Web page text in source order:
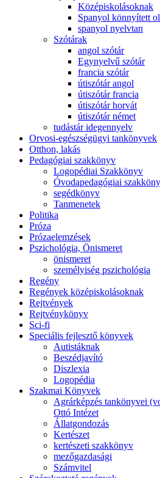
Középiskolásoknak
Spanyol könnyített
spanyol nyelvtan
Szótárak
angol szótár
Egynyelvű szótár
francia szótár
útiszótár angol
útiszótár francia
útiszótár horvát
útiszótár német
tudástár idegennyelv
Orvosi-egészségügyi tankönyvek
Otthon, lakás
Pedagógiai szakkönyv
Logopédiai Szakkönyv
Óvodapedagógiai
segédkönyv
Tanmenetek
Politika
Próza
Prózaelemzések
Pszichológia, Önismeret
önismeret
személyiség pszichológia
Regény
Regények középiskolásoknak
Rejtvények
Rejtvénykönyv
Sci-fi
Speciális fejlesztő könyvek
Autistáknak
Beszédjavító
Diszlexia
Logopédia
Szakmai Könyvek
Agrárképzés tankönyvei
Ottó Intézet
Állatgondozás
Kertészet
kertészeti szakkönyv
mezőgazdasági
Számvitel